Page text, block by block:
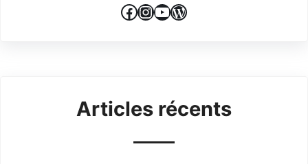
Facebook
Instagram
YouTube
WordPress
Articles récents